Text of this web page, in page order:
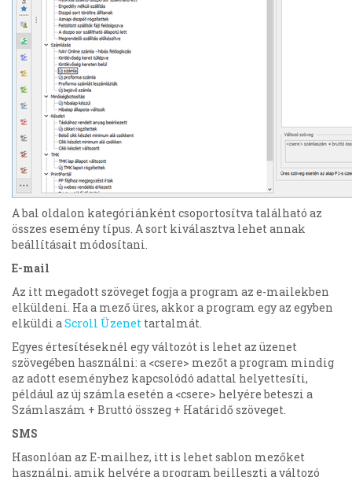
A bal oldalon kategóriánként csoportosítva található az
összes esemény típus. A sort kiválasztva lehet annak
beállításait módosítani.
E-mail
Az itt megadott szöveget fogja a program az e-mailekben
elküldeni. Ha a mező üres, akkor a program egy az egyben
elküldi aScroll Üzenet tartalmát.
Egyes értesítéseknél egy változót is lehet az üzenet
szövegében használni: a <csere> mezőt a program mindig
az adott eseményhez kapcsolódó adattal helyettesíti,
például az új számla esetén a <csere> helyére beteszi a
Számlaszám + Bruttó összeg + Határidő szöveget.
SMS
Hasonlóan az E-mailhez, itt is lehet sablon mezőket
használni, amik helyére a program beilleszti a változó